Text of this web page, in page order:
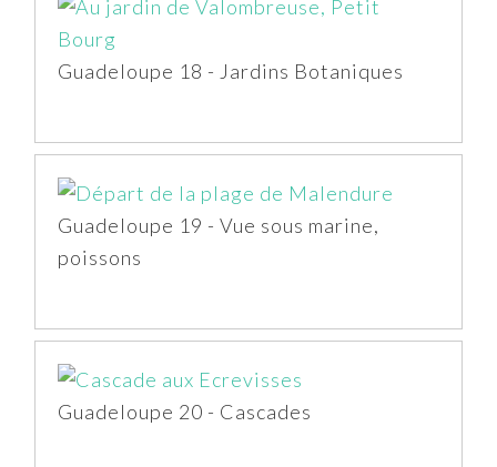
Guadeloupe 18 - Jardins Botaniques
Guadeloupe 19 - Vue sous marine,
poissons
Guadeloupe 20 - Cascades